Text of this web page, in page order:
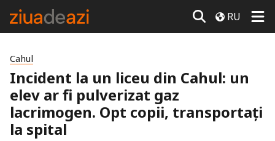
RU
Cahul
Incident la un liceu din Cahul: un
elev ar fi pulverizat gaz
lacrimogen. Opt copii, transportați
la spital